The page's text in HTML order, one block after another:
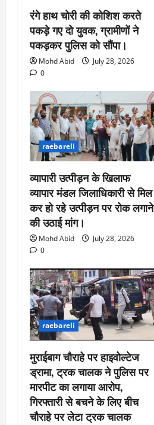
रंगे हाथ चोरी की कोशिश करते
पकड़े गए दो युवक, ग्रामीणों ने
पकड़कर पुलिस को सौंपा।
Mohd Abid
July 28, 2026
0
raebareli
व्यापारी उत्पीड़न के खिलाफ
व्यापार मंडल जिलाधिकारी से मिल
कर हो रहे उत्पीड़न पर रोक लगाने
की उठाई मांग।
Mohd Abid
July 28, 2026
0
raebareli
मुराईबाग चौराहे पर हाइवोल्टेज
ड्रामा, ट्रक चालक ने पुलिस पर
मारपीट का लगाया आरोप,
गिरफ्तारी से बचने के लिए बीच
चौराहे पर लेटा ट्रक चालक